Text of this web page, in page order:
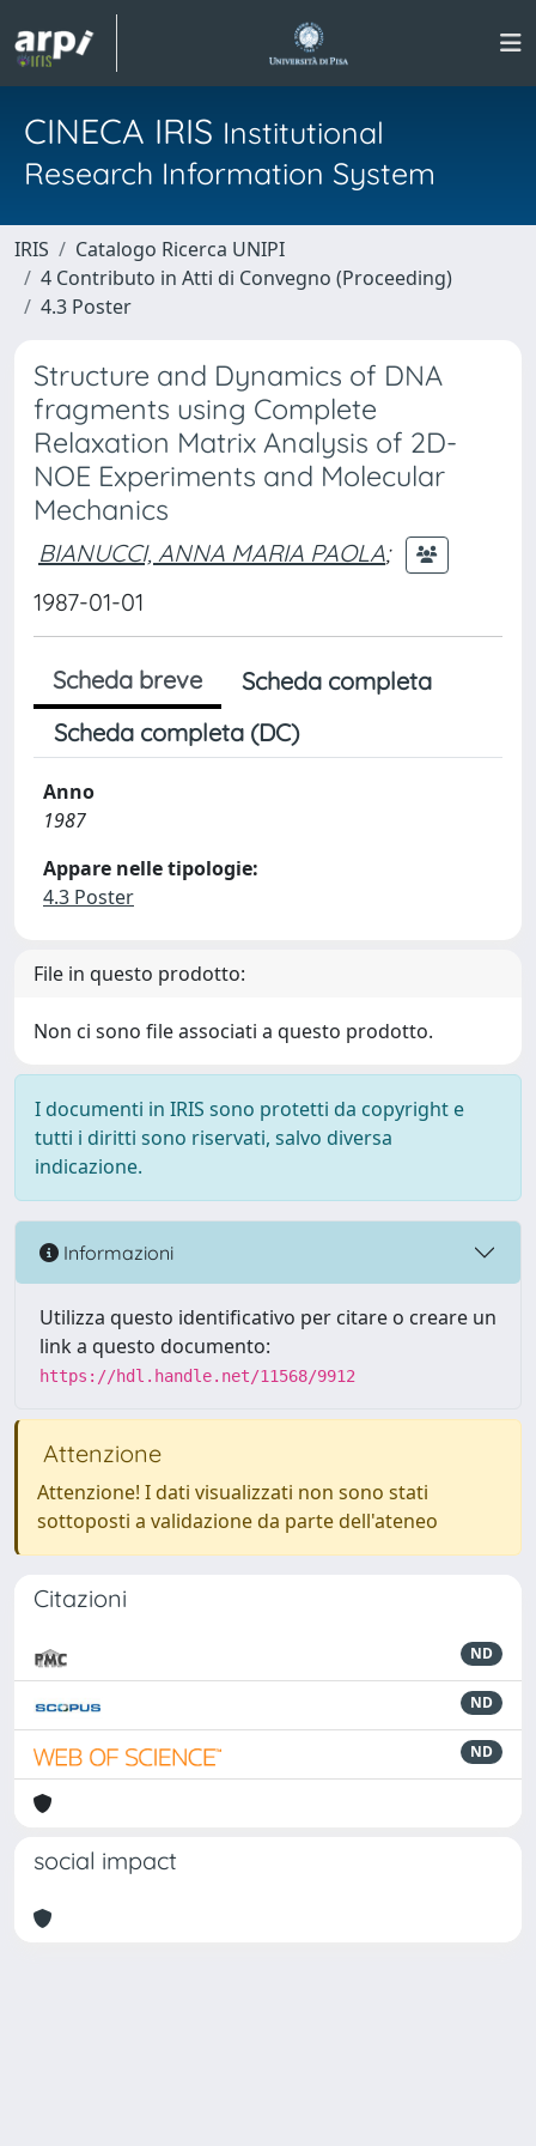
CINECA IRIS Institutional
Research Information System
IRIS
Catalogo Ricerca UNIPI
4 Contributo in Atti di Convegno (Proceeding)
4.3 Poster
Structure and Dynamics of DNA
fragments using Complete
Relaxation Matrix Analysis of 2D-
NOE Experiments and Molecular
Mechanics
BIANUCCI, ANNA MARIA PAOLA;
1987-01-01
Scheda breve
Scheda completa
Scheda completa (DC)
Anno
1987
Appare nelle tipologie:
4.3 Poster
File in questo prodotto:
Non ci sono file associati a questo prodotto.
I documenti in IRIS sono protetti da copyright e
tutti i diritti sono riservati, salvo diversa
indicazione.
Informazioni
Utilizza questo identificativo per citare o creare un
link a questo documento:
https://hdl.handle.net/11568/9912
Attenzione
Attenzione! I dati visualizzati non sono stati
sottoposti a validazione da parte dell'ateneo
Citazioni
ND
ND
ND
social impact